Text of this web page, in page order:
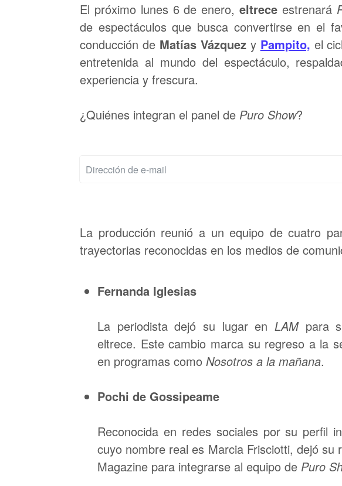
El próximo lunes 6 de enero, eltrece estrenará
de espectáculos que busca convertirse en el
conducción de Matías Vázquezy Pampito, el
entretenida al mundo del espectáculo,
experiencia y frescura.
¿Quiénes integran el panel de Puro Show?
La producción reunió a un equipo de cuatro
trayectorias reconocidas en los medios de
Fernanda Iglesias
La periodista dejó su lugar en LAMpara
eltrece. Este cambio marca su regreso a la
en programas como Nosotros a la mañana.
Pochi de Gossipeame
Reconocida en redes sociales por su perfil
cuyo nombre real es Marcia Frisciotti, dejó su
Magazine para integrarse al equipo de Puro